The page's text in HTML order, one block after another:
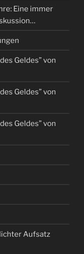
Eine immer
Geldes” von
Geldes” von
Geldes” von
Aufsatz